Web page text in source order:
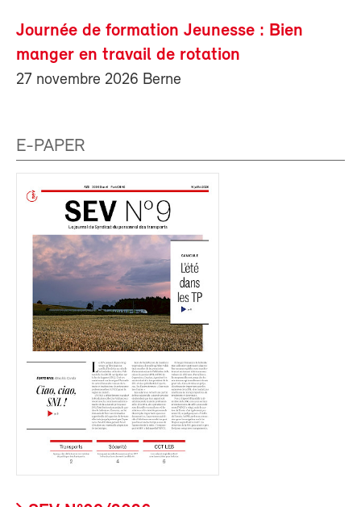
Journée de formation Jeunesse : Bien
manger en travail de rotation
27 novembre 2026 Berne
E-PAPER